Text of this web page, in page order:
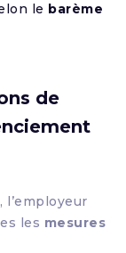
le barème
de
les mesures